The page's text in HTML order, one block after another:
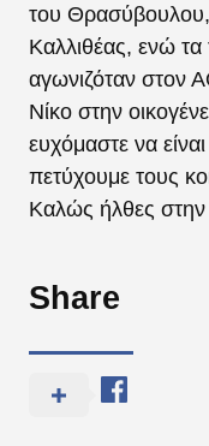
του Θρασύβουλου,
Καλλιθέας, ενώ τα
αγωνιζόταν στον
Νίκο στην
ευχόμαστε να
πετύχουμε τους
Καλώς ήλθες
Share